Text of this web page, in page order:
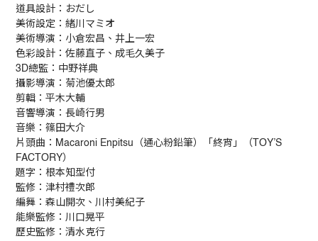
道具設計：おだし
美術設定：緒川マミオ
美術導演：小倉宏昌、井上一宏
色彩設計：佐藤直子、成毛久美子
3D總監：中野祥典
攝影導演：菊池優太郎
剪輯：平木大輔
音響導演：長崎行男
音樂：篠田大介
片頭曲：Macaroni Enpitsu（通心粉鉛筆）「終宵」（TOY’S
FACTORY）
題字：根本知型付
監修：津村禮次郎
編舞：森山開次、川村美紀子
能樂監修：川口晃平
歷史監修：清水克行